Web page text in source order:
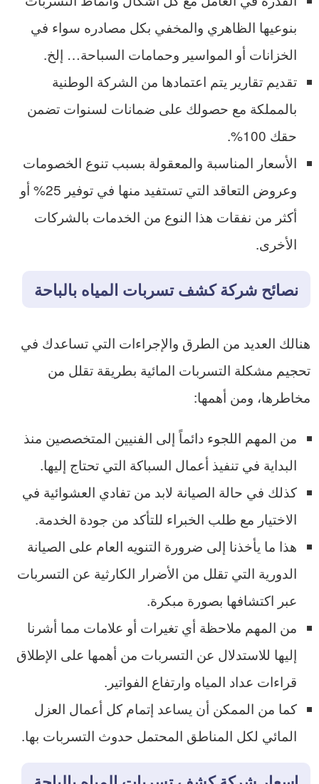
بنوعيها الظاهري والمخفي بكل مصادره سواء في
الخزانات أو المواسير وحمامات السباحة… إلخ.
تقديم تقارير يتم اعتمادها من الشركة الوطنية
بالمملكة مع حصولك على ضمانات لسنوات تضمن
حقك 100%.
الأسعار المناسبة والمعقولة بسبب تنوع الخصومات
وعروض التعاقد التي تستفيد منها في توفير 25% أو
أكثر من نفقات هذا النوع من الخدمات بالشركات
الأخرى.
نصائح شركة كشف تسربات المياه بالباحة
هنالك العديد من الطرق والإجراءات التي تساعدك في
تحجيم مشكلة التسربات المائية بطريقة تقلل من
مخاطرها، ومن أهمها:
من المهم اللجوء دائماً إلى الفنيين المتخصصين منذ
البداية في تنفيذ أعمال السباكة التي تحتاج إليها.
كذلك في حالة الصيانة لابد من تفادي العشوائية في
الاختيار مع طلب الخبراء للتأكد من جودة الخدمة.
هذا ما يأخذنا إلى ضرورة التنويه العام على الصيانة
الدورية التي تقلل من الأضرار الكارثية عن التسربات
عبر اكتشافها بصورة مبكرة.
من المهم ملاحظة أي تغيرات أو علامات مما أشرنا
إليها للاستدلال عن التسربات من أهمها على الإطلاق
قراءات عداد المياه وارتفاع الفواتير.
كما من الممكن أن يساعد إتمام كل أعمال العزل
المائي لكل المناطق المحتمل حدوث التسربات بها.